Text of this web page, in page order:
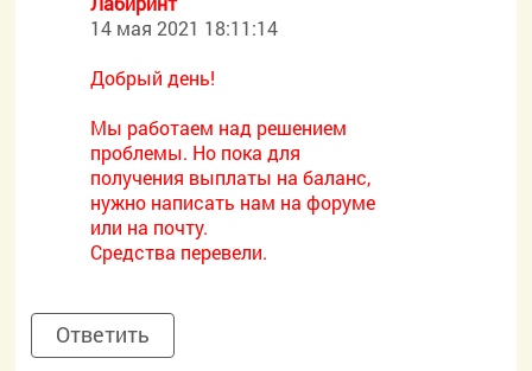
14 мая 2021 18:11:14
Добрый день!
Мы работаем над решением
проблемы. Но пока для
получения выплаты на баланс,
нужно написать нам на форуме
или на почту.
Средства перевели.
Ответить